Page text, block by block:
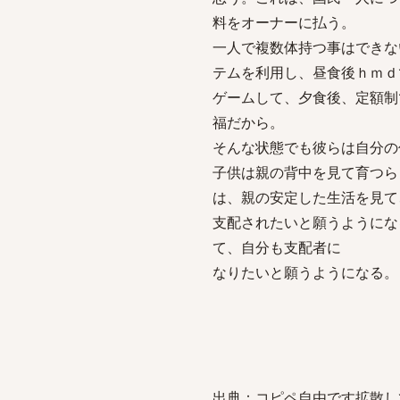
料をオーナーに払う。
一人で複数体持つ事はでき
テムを利用し、昼食後ｈｍ
ゲームして、夕食後、定額
福だから。
そんな状態でも彼らは自分
子供は親の背中を見て育つ
は、親の安定した生活を見
支配されたいと願うように
て、自分も支配者に
なりたいと願うようになる